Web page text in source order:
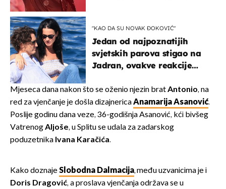
"KAO DA SU NOVAK ĐOKOVIĆ"
Jedan od najpoznatijih
svjetskih parova stigao na
Jadran, ovakve reakcije
Mjeseca dana nakon što se oženio njezin bratAntonio, na
red za vjenčanje je došla dizajnericaAnamarija Asanović.
Poslije godinu dana veze, 36-godišnja Asanović, kći bivšeg
VatrenogAljoše, u Splitu se udala za zadarskog
poduzetnika Ivana Karačića.
Kako doznajeSlobodna Dalmacija, među uzvanicima je i
Doris Dragović, a proslava vjenčanja održava se u